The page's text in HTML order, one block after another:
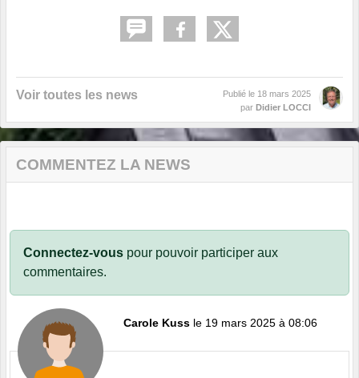
Voir toutes les news Publié le 18 mars 2025
par Didier LOCCI
COMMENTEZ LA NEWS
Connectez-vous pour pouvoir participer aux
commentaires.
Carole Kuss le 19 mars 2025 à 08:06